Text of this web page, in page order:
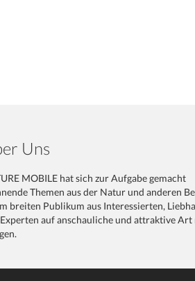
Uns
MOBILE hat sich zur Aufgabe gemacht
Themen aus der Natur und anderen
breiten Publikum aus Interessierten,
auf anschauliche und attraktive Art